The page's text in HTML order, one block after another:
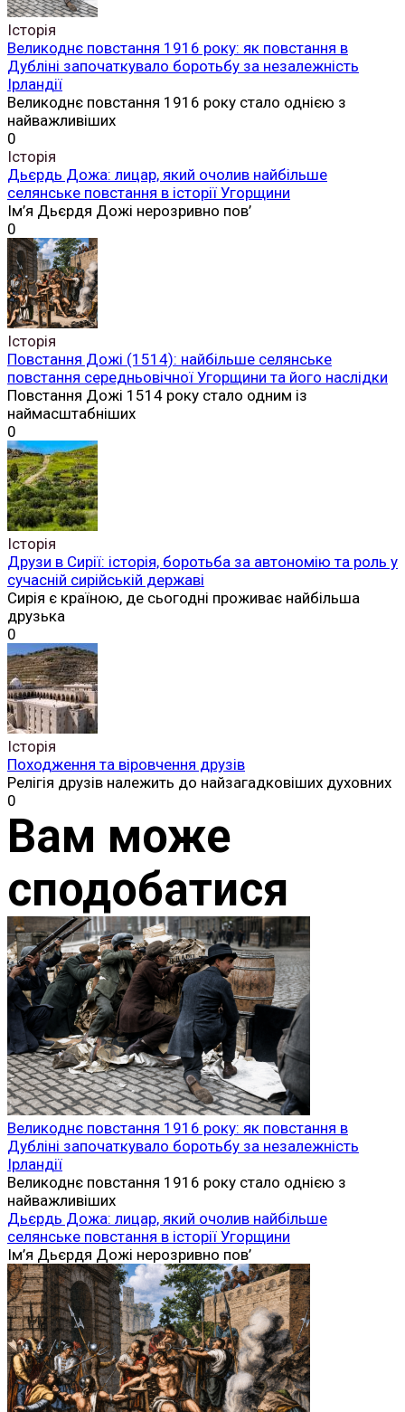
Історія
Великоднє повстання 1916 року: як повстання в
Дубліні започаткувало боротьбу за незалежність
Ірландії
Великоднє повстання 1916 року стало однією з
найважливіших
0
Історія
Дьєрдь Дожа: лицар, який очолив найбільше
селянське повстання в історії Угорщини
Ім’я Дьєрдя Дожі нерозривно пов’
0
Історія
Повстання Дожі (1514): найбільше селянське
повстання середньовічної Угорщини та його наслідки
Повстання Дожі 1514 року стало одним із
наймасштабніших
0
Історія
Друзи в Сирії: історія, боротьба за автономію та роль у
сучасній сирійській державі
Сирія є країною, де сьогодні проживає найбільша
друзька
0
Історія
Походження та віровчення друзів
Релігія друзів належить до найзагадковіших духовних
0
Вам може
сподобатися
Великоднє повстання 1916 року: як повстання в
Дубліні започаткувало боротьбу за незалежність
Ірландії
Великоднє повстання 1916 року стало однією з
найважливіших
Дьєрдь Дожа: лицар, який очолив найбільше
селянське повстання в історії Угорщини
Ім’я Дьєрдя Дожі нерозривно пов’